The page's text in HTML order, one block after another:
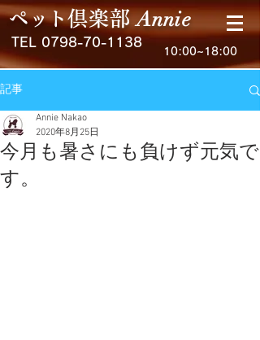
ペット倶楽部Annie
TEL 0798-70-1138
10:00~18:00
記事
今月も暑さにも負けず元気で
す。
Annie Nakao
2020年8月25日